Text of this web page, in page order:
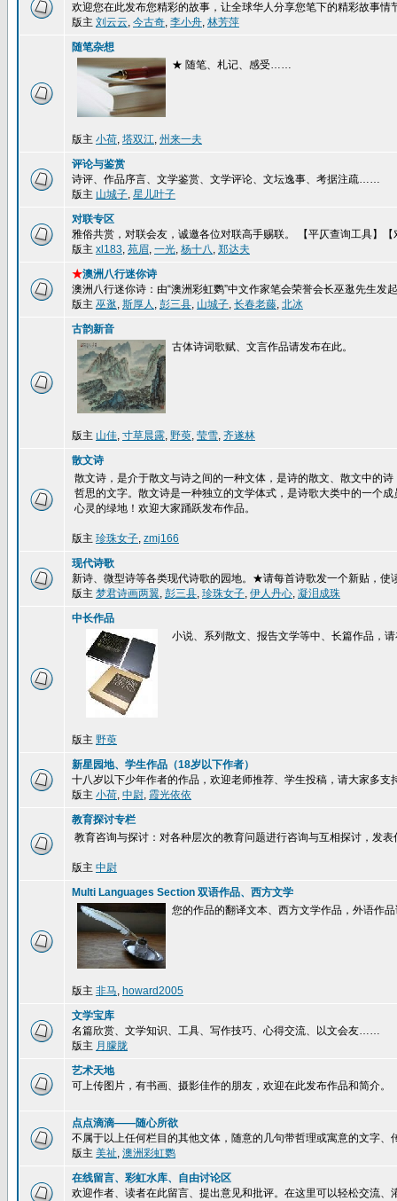
欢迎您在此发布您精彩的故事，让全球华人分享您笔下的精彩故事情
版主 刘云云, 今古奇, 李小舟, 林芳萍
随笔杂想
★ 随笔、札记、感受……
版主 小荷, 塔双江, 州来一夫
评论与鉴赏
诗评、作品序言、文学鉴赏、文学评论、文坛逸事、考据注疏……
版主 山城子, 星儿叶子
对联专区
雅俗共赏，对联会友，诚邀各位对联高手赐联。 【平仄查询工具】【
版主 xl183, 苑眉, 一光, 杨十八, 郑达夫
★澳洲八行迷你诗
澳洲八行迷你诗：由“澳洲彩虹鹦”中文作家笔会荣誉会长巫逖先生发
版主 巫逖, 斯厚人 , 彭三县, 山城子, 长春老藤, 北冰
古韵新音
古体诗词歌赋、文言作品请发布在此。
版主 山佳, 寸草晨露, 野萸, 莹雪, 齐遂林
散文诗
散文诗，是介于散文与诗之间的一种文体，是诗的散文、散文中的
哲思的文字。散文诗是一种独立的文学体式，是诗歌大类中的一个
心灵的绿地！欢迎大家踊跃发布作品。
版主 珍珠女子, zmj166
现代诗歌
新诗、微型诗等各类现代诗歌的园地。★请每首诗歌发一个新贴，使
版主 梦君诗画两翼, 彭三县, 珍珠女子, 伊人丹心, 凝泪成珠
中长作品
小说、系列散文、报告文学等中、长篇作品，
版主 野萸
新星园地、学生作品（18岁以下作者）
十八岁以下少年作者的作品，欢迎老师推荐、学生投稿，请大家多支
版主 小荷, 中尉, 霞光依依
教育探讨专栏
教育咨询与探讨：对各种层次的教育问题进行咨询与互相探讨，发
版主 中尉
Multi Languages Section 双语作品、西方文学
您的作品的翻译文本、西方文学作品，外语作
版主 非马, howard2005
文学宝库
名篇欣赏、文学知识、工具、写作技巧、心得交流、以文会友……
版主 月朦胧
艺术天地
可上传图片，有书画、摄影佳作的朋友，欢迎在此发布作品和简介。
点点滴滴——随心所欲
不属于以上任何栏目的其他文体，随意的几句带哲理或寓意的文字
版主 美祉, 澳洲彩虹鹦
在线留言、彩虹水库、自由讨论区
欢迎作者、读者在此留言、提出意见和批评。在这里可以轻松交流